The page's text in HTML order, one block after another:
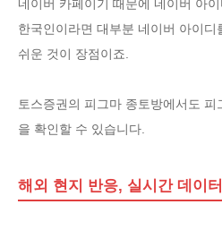
네이버 카페이기 때문에 네이버 아
한국인이라면 대부분 네이버 아이디
쉬운 것이 장점이죠.
토스증권의 피그마 종토방에서도
을 확인할 수 있습니다.
해외 현지 반응, 실시간 데이